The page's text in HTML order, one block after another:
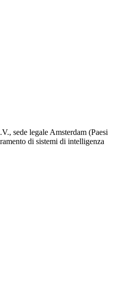
sede legale Amsterdam (Paesi
di sistemi di intelligenza